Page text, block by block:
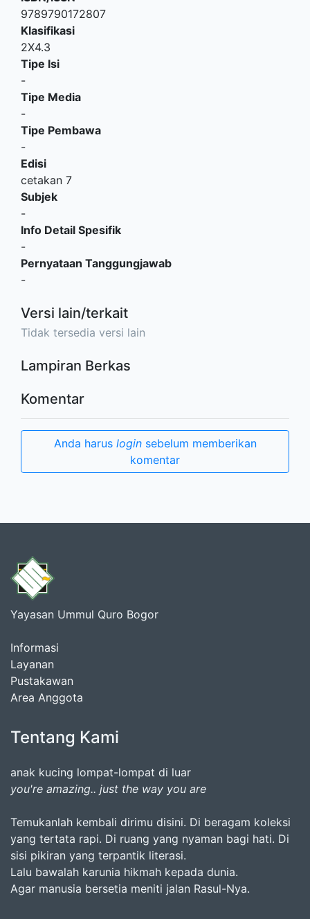
9789790172807
Klasifikasi
2X4.3
Tipe Isi
-
Tipe Media
-
Tipe Pembawa
-
Edisi
cetakan 7
Subjek
-
Info Detail Spesifik
-
Pernyataan Tanggungjawab
-
Versi lain/terkait
Tidak tersedia versi lain
Lampiran Berkas
Komentar
Anda harus loginsebelum memberikan
komentar
Yayasan Ummul Quro Bogor
Informasi
Layanan
Pustakawan
Area Anggota
Tentang Kami
anak kucing lompat-lompat di luar
you're amazing.. just the way you are
Temukanlah kembali dirimu disini. Di beragam koleksi
yang tertata rapi. Di ruang yang nyaman bagi hati. Di
sisi pikiran yang terpantik literasi.
Lalu bawalah karunia hikmah kepada dunia.
Agar manusia bersetia meniti jalan Rasul-Nya.